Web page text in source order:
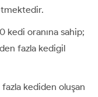
kedi oranına sahip;
fazla kedigil
fazla kediden oluşan